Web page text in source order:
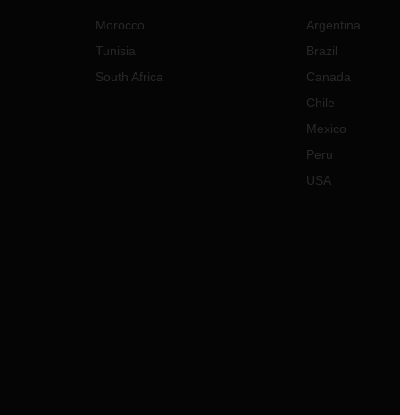
Morocco
Tunisia
South Africa
Argentina
Brazil
Canada
Chile
Mexico
Peru
USA